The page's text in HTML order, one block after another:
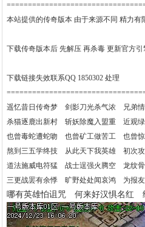
本站提供的传奇版本 由于来源不同 精力
下载传奇版本后 先解压 再杀毒 更新官方
下载链接失效联系QQ 1850302 处理
遥忆昔日传奇梦 剑影刀光杀气浓 兄弟
杀猫逐鹿出新村 斩妖除魔入盟重 近观
也曾毒蛇遭蛇吻 也曾矿工做苦工 也曾
熬到三五学终技 从此天下我英雄 初次
道法施威电符猛 战士逞强火腾空 龙纹
三更战罢有余悸 旷野处处闻哀鸿 为报
哪有英雄怕诅咒 何来好汉惧名红